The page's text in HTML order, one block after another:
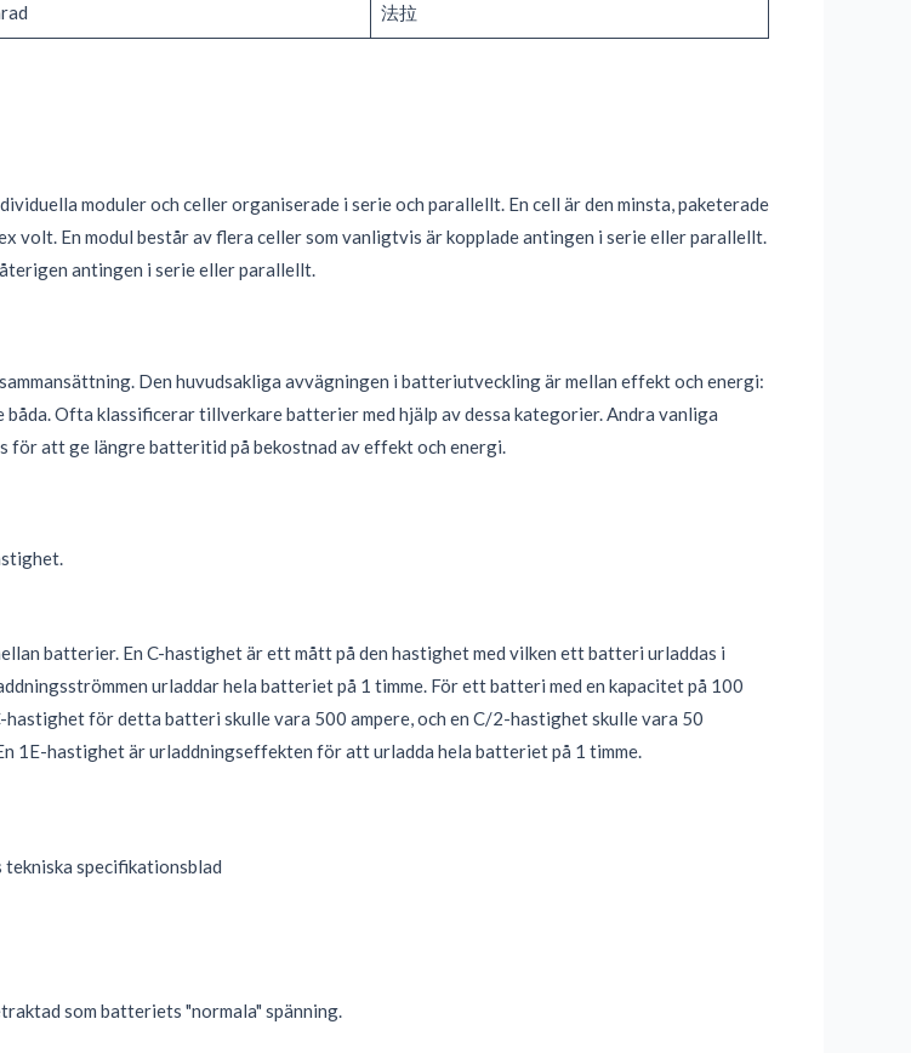
法拉
moduler och celler organiserade i serie och parallellt. En cell är den minsta, paketerade
En modul består av flera celler som vanligtvis är kopplade antingen i serie eller parallellt.
antingen i serie eller parallellt.
Den huvudsakliga avvägningen i batteriutveckling är mellan effekt och energi:
Ofta klassificerar tillverkare batterier med hjälp av dessa kategorier. Andra vanliga
att ge längre batteritid på bekostnad av effekt och energi.
batterier. En C-hastighet är ett mått på den hastighet med vilken ett batteri urladdas i
urladdar hela batteriet på 1 timme. För ett batteri med en kapacitet på 100
för detta batteri skulle vara 500 ampere, och en C/2-hastighet skulle vara 50
1E-hastighet är urladdningseffekten för att urladda hela batteriet på 1 timme.
specifikationsblad
som batteriets "normala" spänning.